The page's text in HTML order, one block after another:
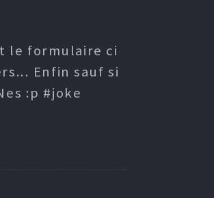
le formulaire ci
Enfin sauf si
:p #joke